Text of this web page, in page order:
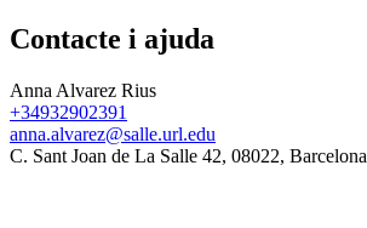
Contacte i ajuda
Anna Alvarez Rius
+34932902391
anna.alvarez@salle.url.edu
C. Sant Joan de La Salle 42, 08022, Barcelona